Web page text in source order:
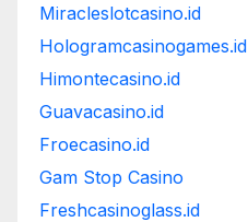
Miracleslotcasino.id
Hologramcasinogames.id
Himontecasino.id
Guavacasino.id
Froecasino.id
Gam Stop Casino
Freshcasinoglass.id